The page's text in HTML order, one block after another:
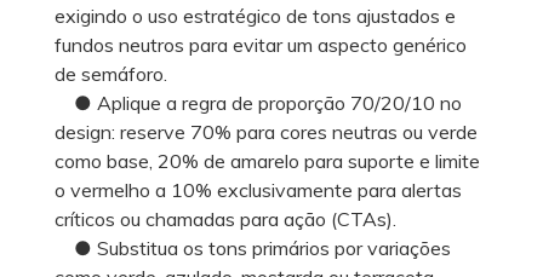
exigindo o uso estratégico de tons ajustados e
fundos neutros para evitar um aspecto genérico
de semáforo.
● Aplique a regra de proporção 70/20/10 no
design: reserve 70% para cores neutras ou verde
como base, 20% de amarelo para suporte e limite
o vermelho a 10% exclusivamente para alertas
críticos ou chamadas para ação (CTAs).
● Substitua os tons primários por variações